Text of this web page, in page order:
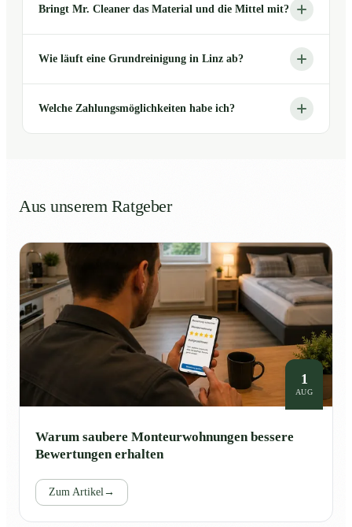
Bringt Mr. Cleaner das Material und die Mittel mit?
Wie läuft eine Grundreinigung in Linz ab?
Welche Zahlungsmöglichkeiten habe ich?
Aus unserem Ratgeber
1
AUG
Warum saubere Monteurwohnungen bessere
Bewertungen erhalten
Zum Artikel →